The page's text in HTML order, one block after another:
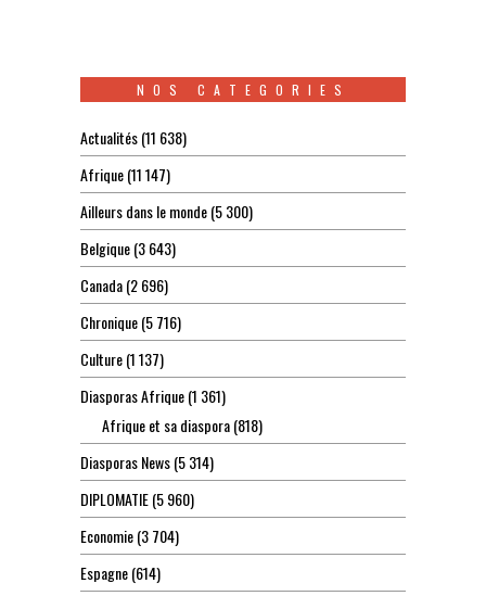
NOS CATEGORIES
Actualités(11 638)
Afrique(11 147)
Ailleurs dans le monde(5 300)
Belgique(3 643)
Canada(2 696)
Chronique(5 716)
Culture(1 137)
Diasporas Afrique(1 361)
Afrique et sa diaspora(818)
Diasporas News(5 314)
DIPLOMATIE(5 960)
Economie(3 704)
Espagne(614)